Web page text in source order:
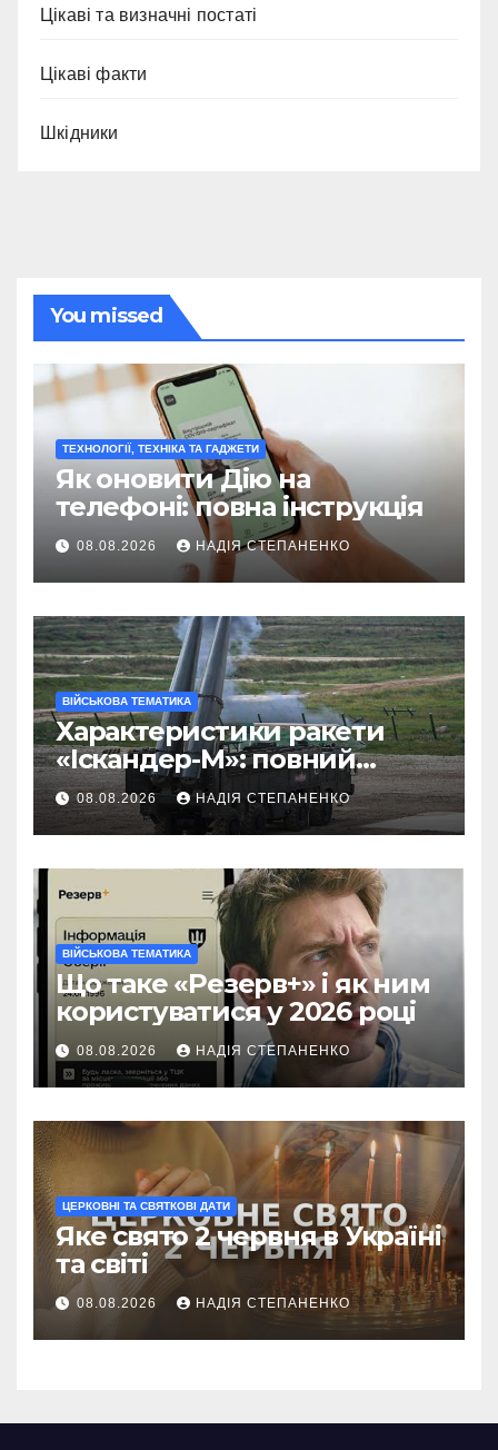
Цікаві та визначні постаті
Цікаві факти
Шкідники
You missed
ТЕХНОЛОГІЇ, ТЕХНІКА ТА ГАДЖЕТИ
Як оновити Дію на
телефоні: повна інструкція
08.08.2026 НАДІЯ СТЕПАНЕНКО
ВІЙСЬКОВА ТЕМАТИКА
Характеристики ракети
«Іскандер-М»: повний
технічний розбір
08.08.2026 НАДІЯ СТЕПАНЕНКО
ВІЙСЬКОВА ТЕМАТИКА
Що таке «Резерв+» і як ним
користуватися у 2026 році
08.08.2026 НАДІЯ СТЕПАНЕНКО
ЦЕРКОВНІ ТА СВЯТКОВІ ДАТИ
Яке свято 2 червня в Україні
та світі
08.08.2026 НАДІЯ СТЕПАНЕНКО